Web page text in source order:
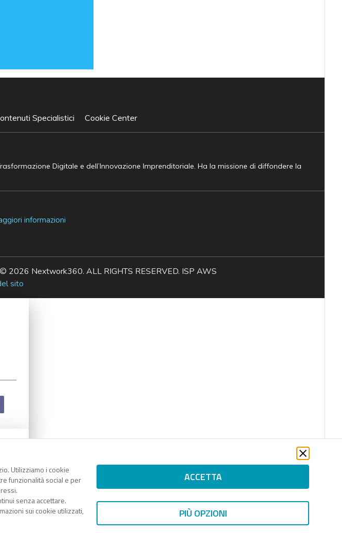
Utilizziamo i cookie
funzionalità social e per
senza accettare.
sui cookie utilizzati,
ACCETTA
PIÙ OPZIONI
Specialistici Cookie Center
Digitale e dell’Innovazione Imprenditoriale. Ha la missione di diffondere la
informazioni
Nextwork360. ALL RIGHTS RESERVED. ISP AWS
sito